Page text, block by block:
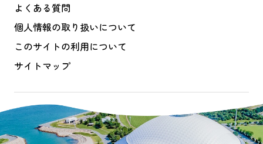
よくある質問
個人情報の取り扱いについて
このサイトの利用について
サイトマップ